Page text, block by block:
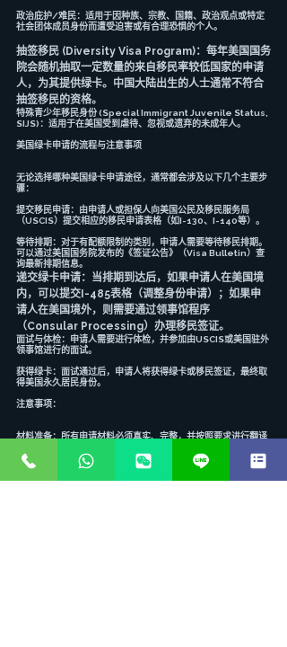
政治庇护/难民：适用于因种族、宗教、国籍、政治观点或特定
社会团体成员身份而遭受迫害或有合理恐惧的个人。
抽签移民 (Diversity Visa Program)：每年美国国务
院会随机抽取一定数量的来自移民率较低国家的申请
人，为其提供绿卡。中国大陆出生的人士通常不符合
抽签移民的资格。
特殊青少年移民身份 (Special Immigrant Juvenile Status,
SIJS)：适用于在美国受到虐待、忽视或遗弃的未成年人。
美国绿卡申请的流程与注意事项
无论选择哪种美国绿卡申请途径，通常都会涉及以下几个主要步
骤：
提交移民申请：由申请人或担保人向美国公民及移民服务局
（USCIS）提交相应的移民申请表格（如I-130、I-140等）。
等待排期：对于有配额限制的类别，申请人需要等待移民排期。
可以通过美国国务院发布的《签证公告》（Visa Bulletin）查
询最新排期信息。
递交绿卡申请：当排期到达后，如果申请人在美国境
内，可以提交I-485表格（调整身份申请）；如果申
请人在美国境外，则需要通过领事馆程序
（Consular Processing）办理移民签证。
面试与体检：申请人需要进行体检，并参加由USCIS或美国驻外
领事馆进行的面试。
获得绿卡：面试通过后，申请人将获得绿卡或移民签证，最终取
得美国永久居民身份。
注意事项：
材料准备：所有申请材料必须真实、完整，并按照要求进行翻译
法律咨询：美国移民法复杂多变，建议寻求专业的移民律师或顾
问的帮助，以确保申请过程的顺利进行。